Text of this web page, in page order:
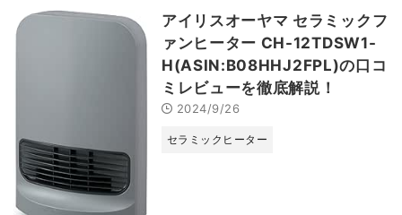
アイリスオーヤマ セラミックフ
ァンヒーター CH-12TDSW1-
H(ASIN:B08HHJ2FPL)の口コ
ミレビューを徹底解説！
2024/9/26
セラミックヒーター